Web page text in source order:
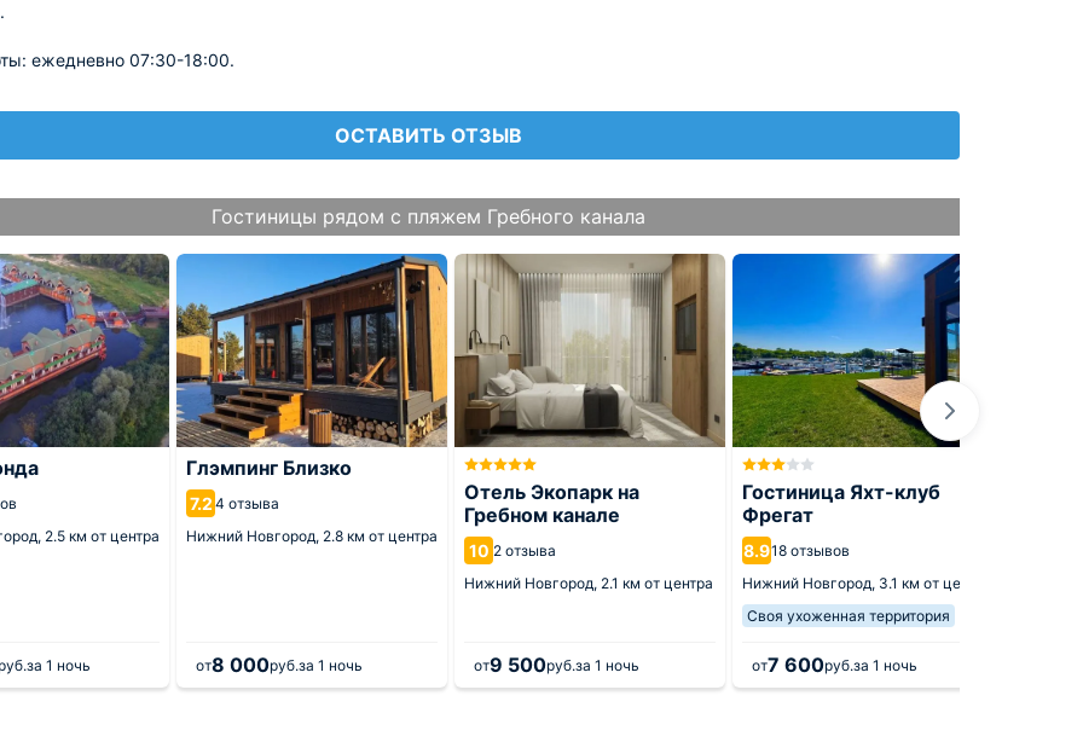
ежедневно 07:30-18:00.
ОСТАВИТЬ ОТЗЫВ
Гостиницы рядом с пляжем Гребного канала
2.5 км от центра
руб.за 1 ночь
Глэмпинг Близко
7.2 4 отзыва
Нижний Новгород, 2.8 км от центра
от8 000руб.за 1 ночь
Отель Экопарк на
Гребном канале
10 2 отзыва
Нижний Новгород, 2.1 км от центра
от9 500руб.за 1 ночь
Гостиница Яхт-клуб
Фрегат
8.918 отзывов
Нижний Новгород, 3.1 км от центра
Своя ухоженная территория
от7 600руб.за 1 ночь